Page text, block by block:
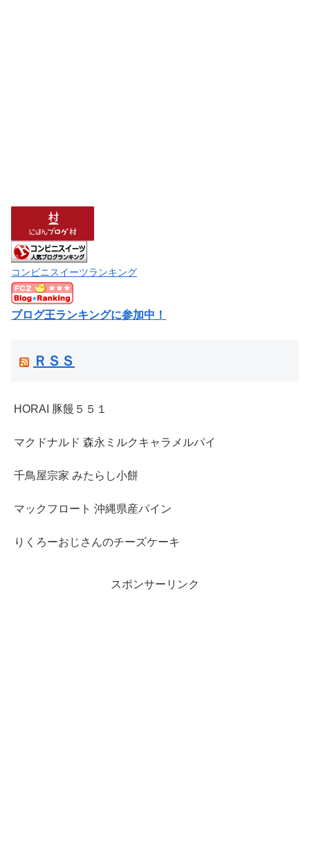
コンビニスイーツランキング
ブログ王ランキングに参加中！
ＲＳＳ
HORAI 豚饅５５１
マクドナルド 森永ミルクキャラメルパイ
千鳥屋宗家 みたらし小餅
マックフロート 沖縄県産パイン
りくろーおじさんのチーズケーキ
スポンサーリンク